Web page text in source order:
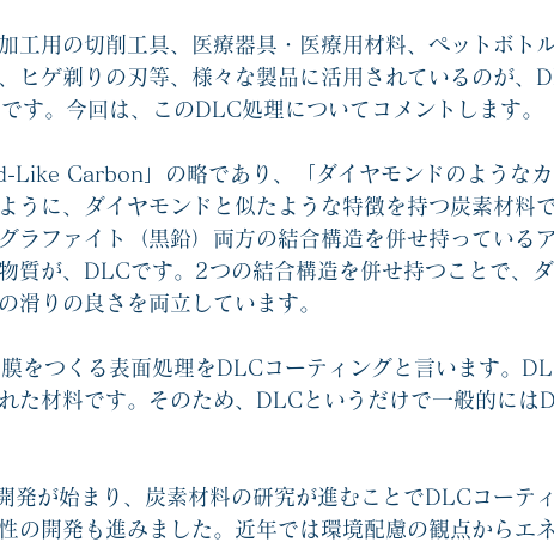
工用の切削工具、医療器具・医療用材料、ペットボト
ヒゲ剃りの刃等、様々な製品に活用されているのが、
す。今回は、このDLC処理についてコメントします。
Carbon」の略であり、「ダイヤモンドのようなカ
うに、ダイヤモンドと似たような特徴を持つ炭素材料
ラファイト（黒鉛）両方の結合構造を併せ持っている
質が、DLCです。2つの結合構造を併せ持つことで、
滑りの良さを両立しています。
をつくる表面処理をDLCコーティングと言います。
た材料です。そのため、DLCというだけで一般的には
が始まり、炭素材料の研究が進むことでDLCコーテ
の開発も進みました。近年では環境配慮の観点からエ